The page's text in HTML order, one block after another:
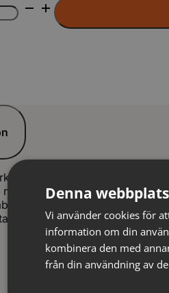
i höjder från 400 mm, upp
i t.ex. en park
enkelt montage och en
eller med en slät yta.
Denna
Vi använder cookies för
information om din
kombinera den med
från din användning av